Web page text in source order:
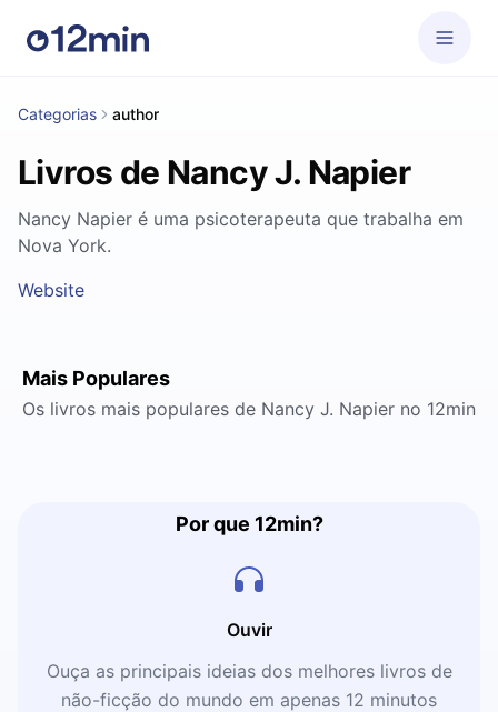
Categorias author
Livros de Nancy J. Napier
Nancy Napier é uma psicoterapeuta que trabalha em
Nova York.
Website
Mais Populares
Os livros mais populares de Nancy J. Napier no 12min
Por que 12min?
Ouvir
Ouça as principais ideias dos melhores livros de
não-ficção do mundo em apenas 12 minutos